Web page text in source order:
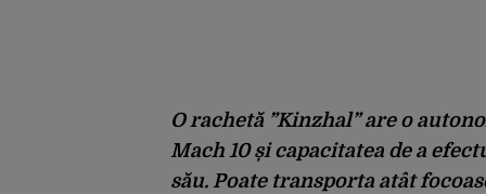
O rachetă ”Kinzhal” are o
Mach 10 și capacitatea de a
său. Poate transporta atât